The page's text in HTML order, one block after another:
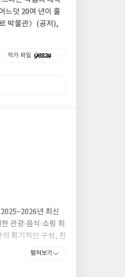
느덧 20여 년이 훌
박물관》(공저),
작가 파일
년 최신
관광·음식·쇼핑 최
획기적인 구성, 친
가이드북이다.
펼쳐보기